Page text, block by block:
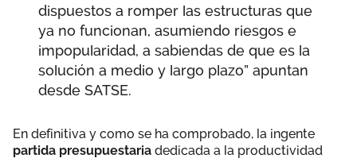
dispuestos a romper las estructuras que
ya no funcionan, asumiendo riesgos e
impopularidad, a sabiendas de que es la
solución a medio y largo plazo” apuntan
desde SATSE.
En definitiva y como se ha comprobado, la ingente
partida presupuestaria dedicada a la productividad